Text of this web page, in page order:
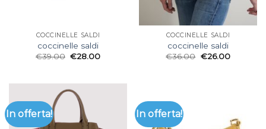
COCCINELLE SALDI
coccinelle saldi
€39.00 €28.00
COCCINELLE SALDI
coccinelle saldi
€36.00 €26.00
In offerta! In offerta!